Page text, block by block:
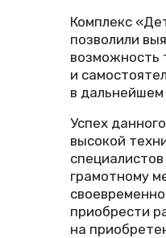
Комплекс «
позволили
возможность
и
в
Успех
высокой
грамотному
приобрести
на